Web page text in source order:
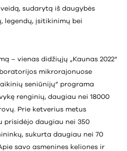
sudarytą iš daugybės
legendų, įsitikinimų bei
– vienas didžiųjų „Kaunas 2022“
mikrorajonuose
seniūnijų“ programa
renginių, daugiau nei 18000
Prie ketverius metus
prisidėjo daugiau nei 350
sukurta daugiau nei 70
savo asmenines keliones ir